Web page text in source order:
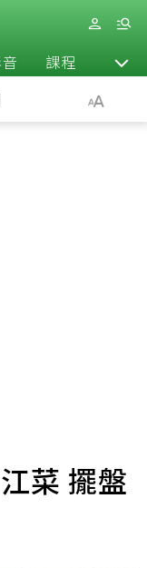
課程 退休
菜 擺盤